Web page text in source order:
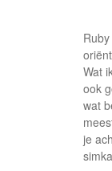
Wat
ook
wat
je